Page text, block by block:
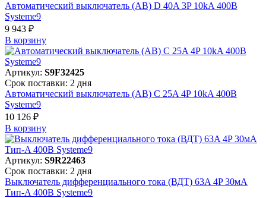
Автоматический выключатель (АВ) D 40A 3P 10kA 400В
Systeme9
9 943 ₽
В корзинy
Артикул: S9F32425
Срок поставки: 2 дня
Автоматический выключатель (АВ) C 25A 4P 10kA 400В
Systeme9
10 126 ₽
В корзинy
Артикул: S9R22463
Срок поставки: 2 дня
Выключатель дифференциального тока (ВДТ) 63A 4P 30мА
Тип-A 400В Systeme9